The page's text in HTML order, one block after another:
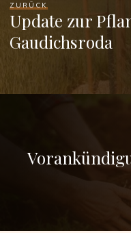
ZURÜCK
Update zur
Gaudichsroda